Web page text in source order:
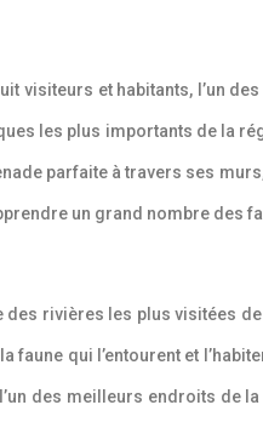
visiteurs et habitants, l’un
les plus importants de la
parfaite à travers ses
un grand nombre des
des rivières les plus visitées
qui l’entourent et
des meilleurs endroits de